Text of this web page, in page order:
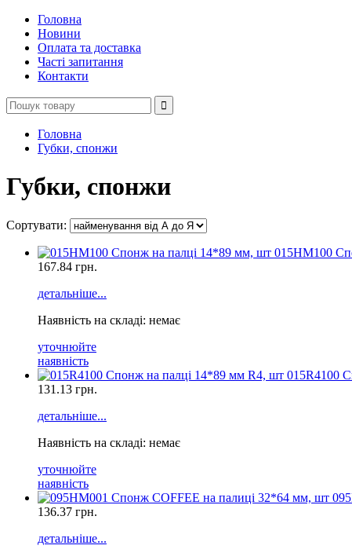
Головна
Новини
Оплата та доставка
Часті запитання
Контакти
Головна
Губки, спонжи
Губки, спонжи
Сортувати:
015HM100
167.84 грн.
детальніше...
Наявність на складі: немає
уточнюйте
наявність
015R4100
131.13 грн.
детальніше...
Наявність на складі: немає
уточнюйте
наявність
136.37 грн.
детальніше...